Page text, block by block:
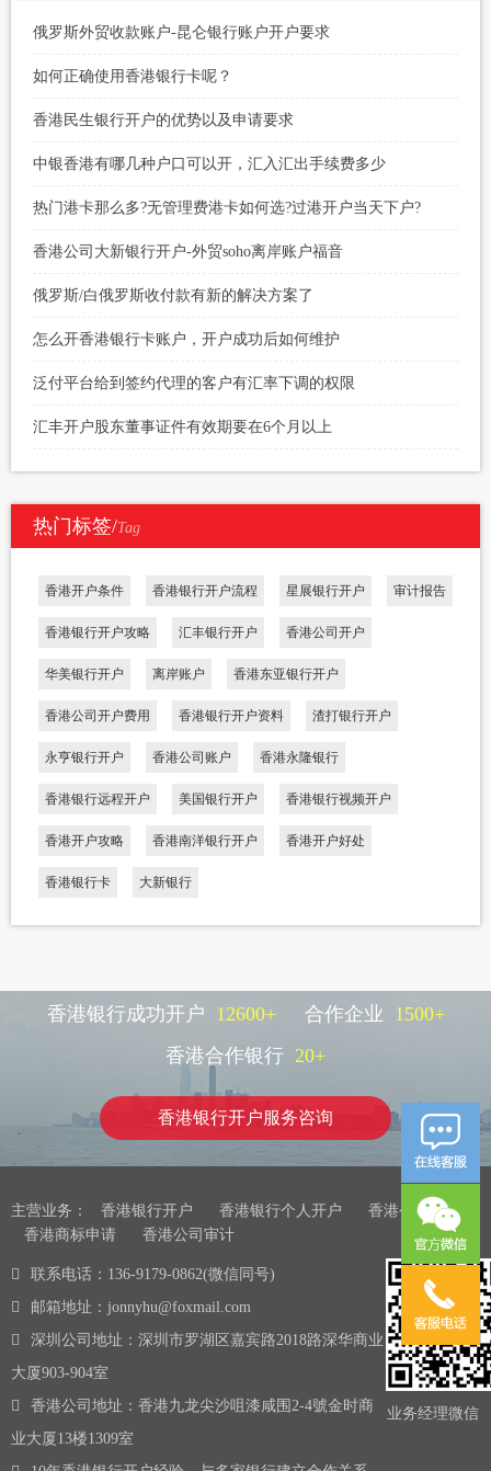
俄罗斯外贸收款账户-昆仑银行账户开户要求
如何正确使用香港银行卡呢？
香港民生银行开户的优势以及申请要求
中银香港有哪几种户口可以开，汇入汇出手续费多少
热门港卡那么多?无管理费港卡如何选?过港开户当天下户?
香港公司大新银行开户-外贸soho离岸账户福音
俄罗斯/白俄罗斯收付款有新的解决方案了
怎么开香港银行卡账户，开户成功后如何维护
泛付平台给到签约代理的客户有汇率下调的权限
汇丰开户股东董事证件有效期要在6个月以上
热门标签/Tag
香港开户条件 香港银行开户流程 星展银行开户 审计报告
香港银行开户攻略 汇丰银行开户 香港公司开户
华美银行开户 离岸账户 香港东亚银行开户
香港公司开户费用 香港银行开户资料 渣打银行开户
永亨银行开户 香港公司账户 香港永隆银行
香港银行远程开户 美国银行开户 香港银行视频开户
香港开户攻略 香港南洋银行开户 香港开户好处
香港银行卡 大新银行
香港银行成功开户 12600+ 合作企业 1500+
香港合作银行 20+
香港银行开户服务咨询
主营业务： 香港银行开户 香港银行个人开户
香港公司注册
香港商标申请
香港公司审计
联系电话：136-9179-0862(微信同号)
邮箱地址：jonnyhu@foxmail.com
深圳公司地址：深圳市罗湖区嘉宾路2018路深华商业
大厦903-904室
香港公司地址：香港九龙尖沙咀漆咸围2-4號金时商
业大厦13楼1309室
业务经理微信